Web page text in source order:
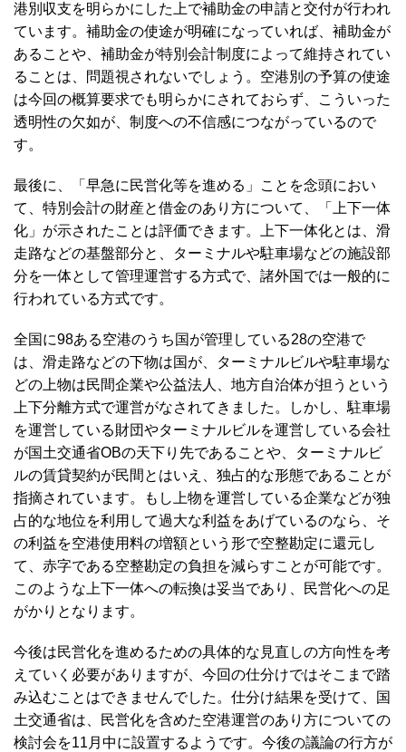
港別収支を明らかにした上で補助金の申請と交付が行われ
ています。補助金の使途が明確になっていれば、補助金が
あることや、補助金が特別会計制度によって維持されてい
ることは、問題視されないでしょう。空港別の予算の使途
は今回の概算要求でも明らかにされておらず、こういった
透明性の欠如が、制度への不信感につながっているので
す。
最後に、「早急に民営化等を進める」ことを念頭におい
て、特別会計の財産と借金のあり方について、「上下一体
化」が示されたことは評価できます。上下一体化とは、滑
走路などの基盤部分と、ターミナルや駐車場などの施設部
分を一体として管理運営する方式で、諸外国では一般的に
行われている方式です。
全国に98ある空港のうち国が管理している28の空港で
は、滑走路などの下物は国が、ターミナルビルや駐車場な
どの上物は民間企業や公益法人、地方自治体が担うという
上下分離方式で運営がなされてきました。しかし、駐車場
を運営している財団やターミナルビルを運営している会社
が国土交通省OBの天下り先であることや、ターミナルビ
ルの賃貸契約が民間とはいえ、独占的な形態であることが
指摘されています。もし上物を運営している企業などが独
占的な地位を利用して過大な利益をあげているのなら、そ
の利益を空港使用料の増額という形で空整勘定に還元し
て、赤字である空整勘定の負担を減らすことが可能です。
このような上下一体への転換は妥当であり、民営化への足
がかりとなります。
今後は民営化を進めるための具体的な見直しの方向性を考
えていく必要がありますが、今回の仕分けではそこまで踏
み込むことはできませんでした。仕分け結果を受けて、国
土交通省は、民営化を含めた空港運営のあり方についての
検討会を11月中に設置するようです。今後の議論の行方が